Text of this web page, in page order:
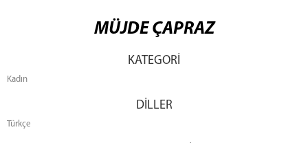
MÜJDE ÇAPRAZ
KATEGORİ
Kadın
DİLLER
Türkçe